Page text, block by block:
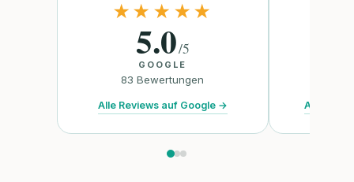
★★★★★
5.0/5
GOOGLE
83 Bewertungen
Alle Reviews auf Google→ Alle